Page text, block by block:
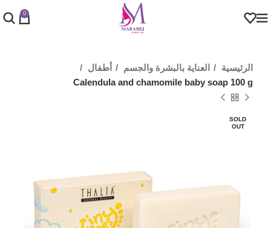
0
الرئيسية العناية بالبشرة والجسم
أطفال
Calendula and chamomile baby soap 100 g
SOLD
OUT